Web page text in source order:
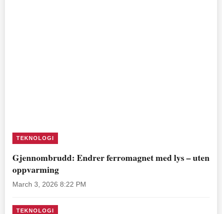
TEKNOLOGI
Gjennombrudd: Endrer ferromagnet med lys – uten
oppvarming
March 3, 2026 8:22 PM
TEKNOLOGI